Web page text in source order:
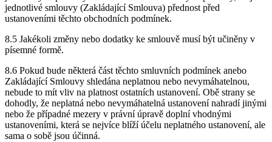
jednotlivé smlouvy (Zakládající Smlouva) přednost před
ustanoveními těchto obchodních podmínek.
8.5 Jakékoli změny nebo dodatky ke smlouvě musí být učiněny v
písemné formě.
8.6 Pokud bude některá část těchto smluvních podmínek anebo
Zakládající Smlouvy shledána neplatnou nebo nevymáhatelnou,
nebude to mít vliv na platnost ostatních ustanovení. Obě strany se
dohodly, že neplatná nebo nevymáhatelná ustanovení nahradí jinými
nebo že případné mezery v právní úpravě doplní vhodnými
ustanoveními, která se nejvíce blíží účelu neplatného ustanovení, ale
sama o sobě jsou účinná.